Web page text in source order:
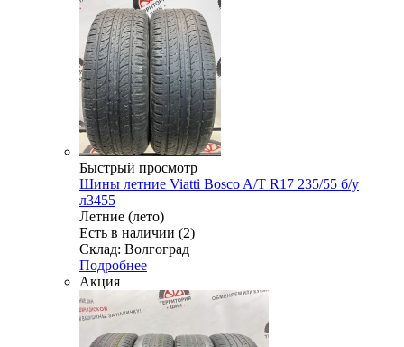
Быстрый просмотр
Шины летние Viatti Bosco A/T R17 235/55 б/у
л3455
Летние (лето)
Есть в наличии (2)
Склад: Волгоград
Подробнее
Акция